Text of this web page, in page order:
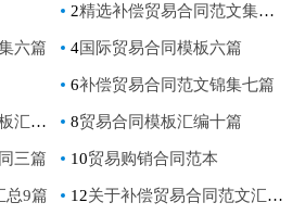
2精选补偿贸易合同范文集锦九篇
六篇 4国际贸易合同模板六篇
6补偿贸易合同范文锦集七篇
5篇 8贸易合同模板汇编十篇
三篇 10贸易购销合同范本
总9篇 12关于补偿贸易合同范文汇总10篇